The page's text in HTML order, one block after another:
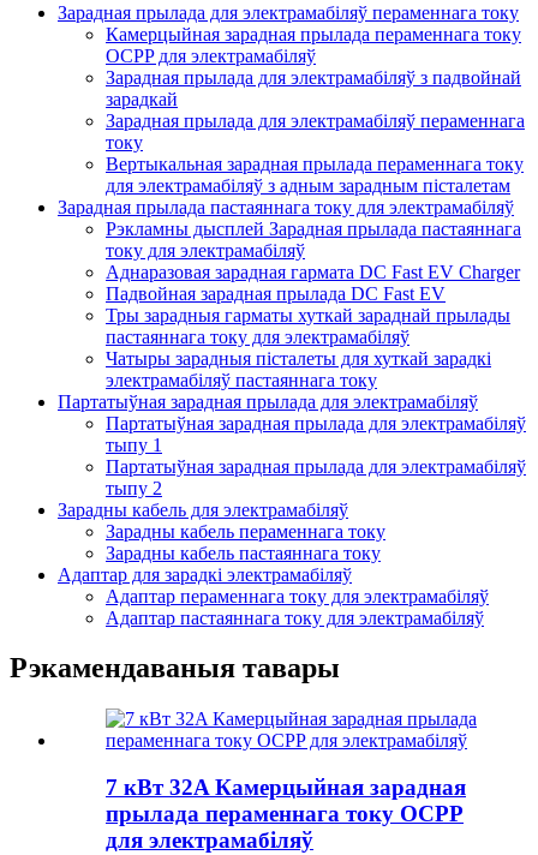
Зарадная прылада для электрамабіляў пераменнага току
Камерцыйная зарадная прылада пераменнага току
OCPP для электрамабіляў
Зарадная прылада для электрамабіляў з падвойнай
зарадкай
Зарадная прылада для электрамабіляў пераменнага
току
Вертыкальная зарадная прылада пераменнага току
для электрамабіляў з адным зарадным пісталетам
Зарадная прылада пастаяннага току для электрамабіляў
Рэкламны дысплей Зарадная прылада пастаяннага
току для электрамабіляў
Аднаразовая зарадная гармата DC Fast EV Charger
Падвойная зарадная прылада DC Fast EV
Тры зарадныя гарматы хуткай зараднай прылады
пастаяннага току для электрамабіляў
Чатыры зарадныя пісталеты для хуткай зарадкі
электрамабіляў пастаяннага току
Партатыўная зарадная прылада для электрамабіляў
Партатыўная зарадная прылада для электрамабіляў
тыпу 1
Партатыўная зарадная прылада для электрамабіляў
тыпу 2
Зарадны кабель для электрамабіляў
Зарадны кабель пераменнага току
Зарадны кабель пастаяннага току
Адаптар для зарадкі электрамабіляў
Адаптар пераменнага току для электрамабіляў
Адаптар пастаяннага току для электрамабіляў
Рэкамендаваныя тавары
7 кВт 32A Камерцыйная зарадная
прылада пераменнага току OCPP
для электрамабіляў